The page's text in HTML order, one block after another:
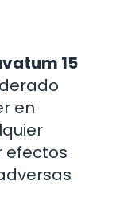
15
en
efectos